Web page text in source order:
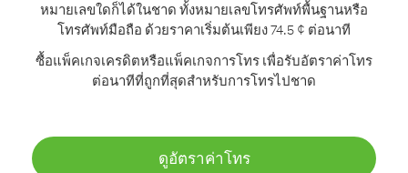
หมายเลขใดก็ได้ในชาด ทั้งหมายเลขโทรศัพท์พื้นฐานหรือ
โทรศัพท์มือถือ ด้วยราคาเริ่มต้นเพียง 74.5 ¢ ต่อนาที
ซื้อแพ็คเกจเครดิตหรือแพ็คเกจการโทร เพื่อรับอัตราค่าโทร
ต่อนาทีที่ถูกที่สุดสำหรับการโทรไปชาด
ดูอัตราค่าโทร